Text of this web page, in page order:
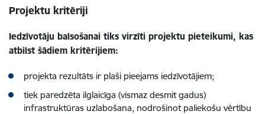
Projektu kritēriji
Iedzīvotāju balsošanai tiks virzīti projektu pieteikumi, kas
atbilst šādiem kritērijiem:
projekta rezultāts ir plaši pieejams iedzīvotājiem;
tiek paredzēta ilglaicīga (vismaz desmit gadus)
infrastruktūras uzlabošana, nodrošinot paliekošu vērtību